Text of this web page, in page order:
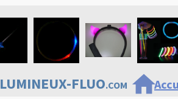
LUMINEUX-FLUO.COMhome